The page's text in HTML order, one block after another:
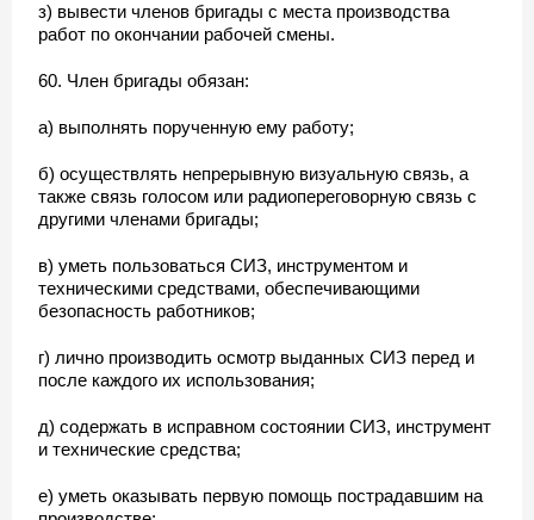
з) вывести членов бригады с места производства
работ по окончании рабочей смены.
60. Член бригады обязан:
а) выполнять порученную ему работу;
б) осуществлять непрерывную визуальную связь, а
также связь голосом или радиопереговорную связь с
другими членами бригады;
в) уметь пользоваться СИЗ, инструментом и
техническими средствами, обеспечивающими
безопасность работников;
г) лично производить осмотр выданных СИЗ перед и
после каждого их использования;
д) содержать в исправном состоянии СИЗ, инструмент
и технические средства;
е) уметь оказывать первую помощь пострадавшим на